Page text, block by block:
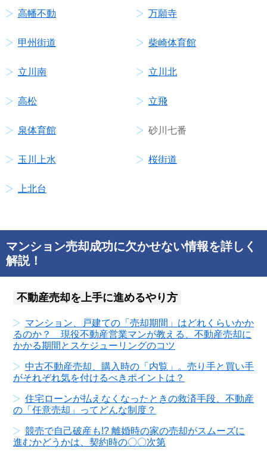
高幡不動 万願寺
甲州街道 柴崎体育館
立川南 立川北
高松 立飛
泉体育館 砂川七番
玉川上水 桜街道
上北台
マンション売却成功に欠かせない情報を詳しく
解説！
不動産売却を上手に進めるやり方
マンション、戸建ての「売却期間」はどれくらいかか
るのか？ 現役不動産営業マンが教える、不動産売却に
かかる期間とスケジューリングのコツ
中古不動産売却、購入時の「内覧」。売り手と買い手
がそれぞれ気を付けるべきポイントは？
住宅ローンが払えなくなったときの救済手段、不動産
の「任意売却」ってどんな制度？
競売で自己破産も!? 離婚時の家の売却がスムーズに
進むかどうかは、契約時の〇〇次第